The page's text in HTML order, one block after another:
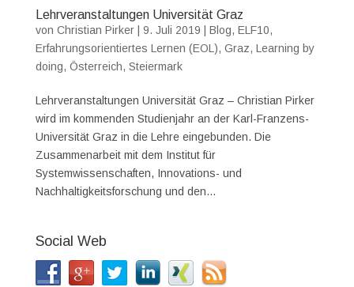
Lehrveranstaltungen Universität Graz
von Christian Pirker| 9. Juli 2019 Blog, ELF10,
Erfahrungsorientiertes Lernen (EOL), Graz, Learning by
doing, Österreich, Steiermark
Lehrveranstaltungen Universität Graz – Christian Pirker
wird im kommenden Studienjahr an der Karl-Franzens-
Universität Graz in die Lehre eingebunden. Die
Zusammenarbeit mit dem Institut für
Systemwissenschaften, Innovations- und
Nachhaltigkeitsforschung und den...
Social Web